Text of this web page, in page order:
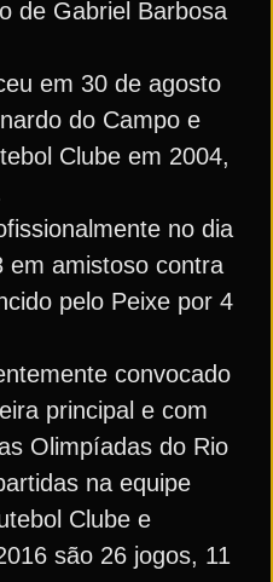
de Gabriel Barbosa
em 30 de agosto
do Campo e
Clube em 2004,
no dia
em amistoso contra
pelo Peixe por 4
convocado
principal e com
Olimpíadas do Rio
na equipe
Clube e
são 26 jogos, 11